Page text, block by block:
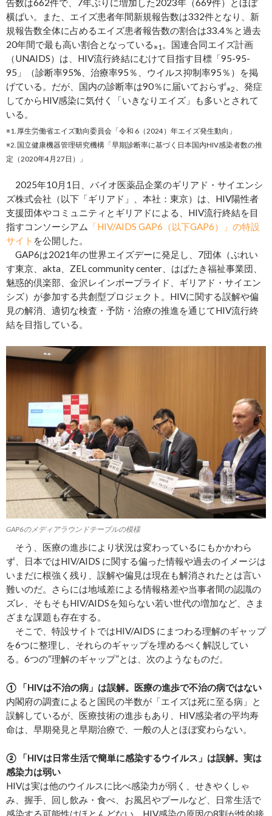
告数は662件で、7年ぶりに増加した2023年（669件）とほぼ
横ばい。また、エイズ患者年間新規報告数は332件となり、新
規報告数全体に占めるエイズ患者報告数の割合は33.4％と過去
20年間で最も高い割合となっている※1 。国連合同エイズ計画
（UNAIDS）は、HIV流行終結にむけて目指す目標「95-95-
95」（診断率95%、治療率95％、ウイルス抑制率95％）を掲
げている。だが、国内の診断率は90％に届いておらず※2
、発症
してからHIV感染に気付く「いきなりエイズ」も多いとされて
いる。
※1. 厚生労働省エイズ動向委員会「令和 6（2024）年エイズ発生動向」
※2. 国立健康機器管理研究機構「早期診断率に基づく日本国内HIV感染者数の推
定（2020年4月27日）」
2025年10月1日、バイオ医薬品企業のギリアド・サイエンシ
ズ株式会社（以下「ギリアド」、本社：東京）は、HIV陽性者
支援団体やコミュニティとギリアドによる、HIV流行終結を目
指すコンソーシアム
「HIV/AIDS GAP6（以下GAP6）」の特設
サイト を公開した。
GAP6は2021年の世界エイズデーに発足し、7団体（ぷれい
す東京、akta、ZEL community center、はばたき福祉事業団、
魅惑的倶楽部、金沢レインボープライド、ギリアド・サイエン
シズ）が参加する共創型プロジェクト。HIVに関する誤解や偏
見の解消、適切な検査・予防・治療の推進を通じてHIV流行終
結を目指している。
GAP6のメディアラウンドテーブルの模様
そう、医療の進歩により状況は変わっているにもかかわら
ず、日本ではHIV/AIDS に関する偏った情報や過去のイメージは
いまだに根強く残り、誤解や偏見は現在も解消されたとは言い
難いのだ。さらには地域差による情報格差や当事者間の認識の
ズレ、そもそもHIV/AIDSを知らない若い世代の増加など、さま
ざまな課題も存在する。
そこで、特設サイトではHIV/AIDS にまつわる理解のギャップ
を6つに整理し、それらのギャップを埋めるべく解説してい
る。6つの“理解のギャップ”とは、次のようなものだ。
① 「HIVは不治の病」は誤解。医療の進歩で不治の病ではない
内閣府の調査によると国民の半数が「エイズは死に至る病」と
誤解しているが、医療技術の進歩もあり、HIV感染者の平均寿
命は、早期発見と早期治療で、一般の人とほぼ変わらない。
② 「HIVは日常生活で簡単に感染するウイルス」は誤解。実は
感染力は弱い
HIVは実は他のウイルスに比べ感染力が弱く、せきやくしゃ
み、握手、回し飲み・食べ、お風呂やプールなど、日常生活で
感染する可能性はほとんどない。HIV感染の原因の8割が性的接